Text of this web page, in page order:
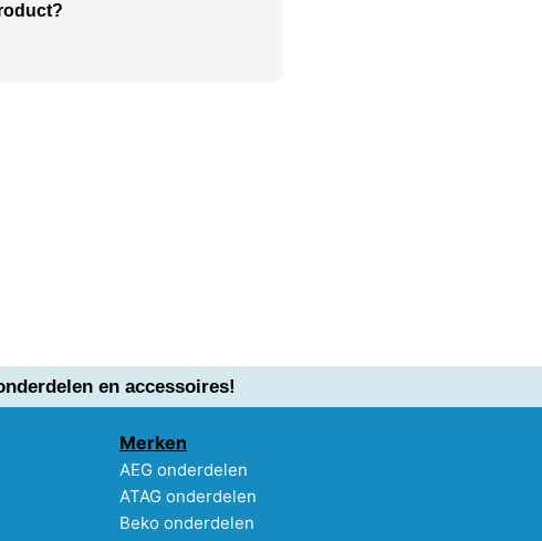
en accessoires!
Merken
AEG onderdelen
ATAG onderdelen
Beko onderdelen